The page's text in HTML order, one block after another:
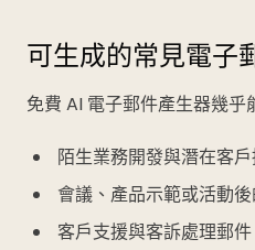
可生成的常見電子
免費 AI 電子郵件產生器幾乎
陌生業務開發與潛在客
會議、產品示範或活動
客戶支援與客訴處理郵件